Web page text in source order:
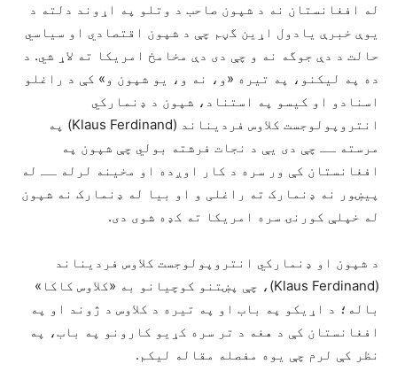
له افغانستان نه د شپون صاحب د وتلو په اړوند دلته د
یوې خبرې یادول اړین گڼم چې د شپون اقتصادي او سیاسي
حالت د دې جوگه نه و چې دی دې مخامخ امریکا ته لاړ شي. د
ده په لیکنو، په تیره «و، نه و، یو شپون و» کې د راغلو
اسنادو او کیسو په استناد، شپون د ډنمارکي
انتروپولوجست کلاوس فردیناند (Klaus Ferdinand) په
مرسته ــ چې دی یې د نجات فرشته بولي چې شپون په
افغانستان کې ور سره د کار اوږده او مخینه لرله ــ له
پيښور نه ډنمارک ته راغلی و او بیا له ډنمارک نه شپون
له خپلې کورنۍ سره امریکا ته کډه شوی دی.
د شپون او ډنمارکي انتروپولوجست کلاوس فردیناند
(Klaus Ferdinand)، چې پښتنو کوچیانو به «کلاوس کاکا»
باله؛ د اړیکو په باب او په تیره د کلاوس د ژوند او په
افغانستان کې د هغه د تر سره کړيو کارونو په باب، په
نظر کې لرم چې یوه مفصله مقاله لیکم.